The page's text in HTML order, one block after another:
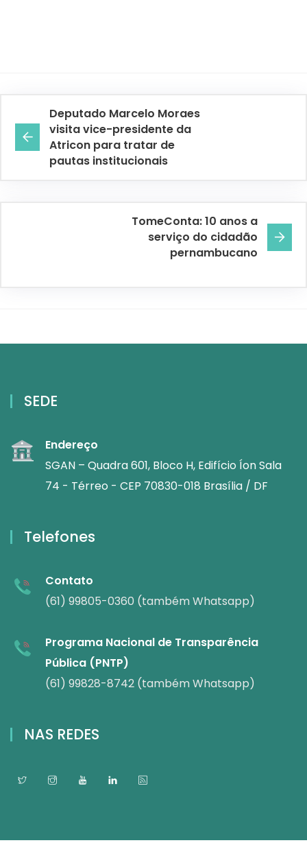
Deputado Marcelo Moraes
visita vice-presidente da
Atricon para tratar de
pautas institucionais
TomeConta: 10 anos a
serviço do cidadão
pernambucano
SEDE
Endereço
SGAN – Quadra 601, Bloco H, Edifício Íon Sala
74 - Térreo - CEP 70830-018 Brasília / DF
Telefones
Contato
(61) 99805-0360 (também Whatsapp)
Programa Nacional de Transparência
Pública (PNTP)
(61) 99828-8742 (também Whatsapp)
NAS REDES